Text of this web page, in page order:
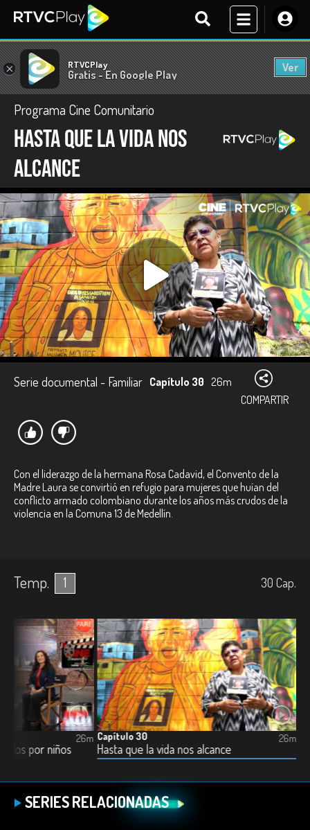
× RTVCPlay
Gratis - En Google Play
Ver
Programa Cine Comunitario
Hasta que la vida nos
alcance
Serie documental - Familiar Capítulo 30 26m
COMPARTIR
Con el liderazgo de la hermana Rosa Cadavid, el Convento de la
Madre Laura se convirtió en refugio para mujeres que huían del
conflicto armado colombiano durante los años más crudos de la
violencia en la Comuna 13 de Medellín.
Temp. 1 30 Cap.
por niños
26m Capítulo 30
Hasta que la vida nos alcance
26m
SERIES RELACIONADAS